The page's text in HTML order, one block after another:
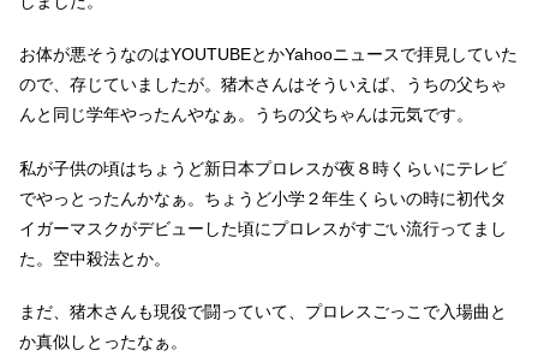
お体が悪そうなのはYOUTUBEとかYahooニュースで拝見していた
ので、存じていましたが。猪木さんはそういえば、うちの父ちゃ
んと同じ学年やったんやなぁ。うちの父ちゃんは元気です。
私が子供の頃はちょうど新日本プロレスが夜８時くらいにテレビ
でやっとったんかなぁ。ちょうど小学２年生くらいの時に初代タ
イガーマスクがデビューした頃にプロレスがすごい流行ってまし
た。空中殺法とか。
まだ、猪木さんも現役で闘っていて、プロレスごっこで入場曲と
か真似しとったなぁ。